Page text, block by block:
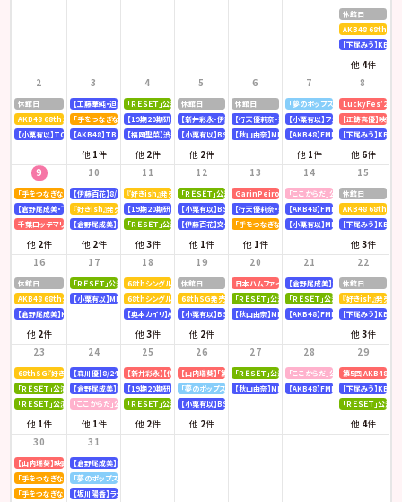
休館日
AKB48 68thシン
【下尾みう】
他 4件
休館日
AKB48 68thシングル OS盤 【個別握手会】 @パシフィコ横浜
【小栗有以】TOKYOMX「MXグランプリ2026～異端芸人決定戦～」
2
【工藤華純・迫由芽実】大分合同新聞
「手をつなぎながら」公演
【AKB48】TBS「CDTV ライブ! ライブ!」
他 1件
3
「ＲＥＳＥＴ」公演
【19期20期研究生】SHOWROOM「AKB48研究生パレット 〜多彩な魅力をお届け〜」
【福岡聖菜】渋谷クロスFM「AKB48福岡聖菜の あなたに福を届けますらじお☆」
他 2件
4
休館日
【新井彩永・伊藤百花】文化放送「矢吹奈子のレコメン！」
【小栗有以】BSテレ東「ドライな同期の溺愛癖」
他 2件
5
休館日
【行天優莉奈・新井彩永】ラジオNIKKEI「虎ノ門 トレ
【秋山由奈】MBSラジオ「アッパレやってまーす！」
6
「夢のポップスター」公演
【小栗有以】フジテレビ「全力！脱力タ
【AKB48】FMFUJI「AKB48の
他 1件
7
LuckyFes’26
【正鋳真優】映画
【下尾みう】
他 6件
8
「手をつなぎながら」公演
【倉野尾成美・下尾みう・工藤華純・山口結愛】LOVE FM「AKB48九州放送部！」
千葉ロッテマリーンズ「BLACK SUMMER WEEK supported by クーリッシュ」
他 2件
9
【伊藤百花】8/10(月)発売「mini 9月号」
『好きish』発売記念 リミスタインターネットサイン会
【倉野尾成美】KBCラジオ「下町やぶさか診療所」
他 2件
10
『好きish』発売記念 リミスタインターネットサイン会
【19期20期研究生】SHOWROOM「AKB48研究生パレット 〜多彩な魅力をお届け〜」
「ＲＥＳＥＴ」公演
他3件
11
「ＲＥＳＥＴ」公演
【小栗有以】BSテレ東「ドライな同期の溺愛癖」
【伊藤百花】文化放送「AKB48伊藤百花のひと“花”咲かせたいっ！」
他 1件
12
GarinPeiro FES 『THE ROOTS 2026』
【行天優莉奈・新井彩永】ラジオNIKKEI「虎ノ門 トレ
「手をつなぎながら」公演
他 1件
13
「ここからだ」公演
【AKB48】FMFUJI「AKB48の
【小栗有以】MBSテレビ「深夜の爆
14
休館日
AKB48 68thシン
【下尾みう】
他3件
15
休館日
AKB48 68thシングル OS盤 【オンラインお話し会】
【倉野尾成美】KBCラジオ「下町やぶさか診療所」
他 2件
16
「ＲＥＳＥＴ」公演
【小栗有以】MBSラジオ「アッパレやってまーす！」
17
68thシングル『好きish』発売記念 「グループ握手会」
68thシングル『好きish』 発売記念「お見送り会」
【奥本カイリ】Acoustic Guitar Book 63
他3件
18
休館日
68thSG発売記念イベント「『好きish』握手祭」
【小栗有以】BSテレ東「ドライな同期の溺愛癖」
他 2件
19
日本ハムファイターズ〈AFTER GAME〉スペシャルラ
「ＲＥＳＥＴ」公演
【秋山由奈】MBSラジオ「アッパレやってまーす！」
20
【倉野尾成美】8/21(金)発売『アップ
「ＲＥＳＥＴ」公演
【AKB48】FMFUJI「AKB48の
21
休館日
『好きish』発売記
【下尾みう】
他3件
22
68thSG『好きish』初回限定盤 発売記念「仙台握手会」
「ＲＥＳＥＴ」公演
「ＲＥＳＥＴ」公演
他 1件
23
【森川優】8/24(月)発売「B.L.T. SUMMER CANDY 2026」
【倉野尾成美】KBCラジオ「下町やぶさか診療所」
「ここからだ」公演
他 1件
24
【新井彩永】【伊藤百花】ピンク・レディー 「トリビュートコンサート」
【19期20期研究生】SHOWROOM「AKB48研究生パレット 〜多彩な魅力をお届け〜」
「ＲＥＳＥＴ」公演
他 2件
25
【山内瑞葵】「第14回 全国高等学校ダンス部選手権」
「夢のポップスター」公演
【小栗有以】BSテレ東「ドライな同期の溺愛癖」
他 2件
26
「ＲＥＳＥＴ」公演
【秋山由奈】MBSラジオ「アッパレやってまーす！」
27
「ここからだ」公演
【AKB48】FMFUJI「AKB48の
28
第5回 AKB48グル
【下尾みう】
「ＲＥＳＥＴ」公演
他 4件
29
【山内瑞葵】映画 『キオク』先行試写会
「手をつなぎながら」公演
「手をつなぎながら」公演
30
【倉野尾成美】KBCラジオ「下町やぶさか診療所」
「夢のポップスター」公演
【坂川陽香】ラジオ日本「Happy!!福井に来とっけの～」
31